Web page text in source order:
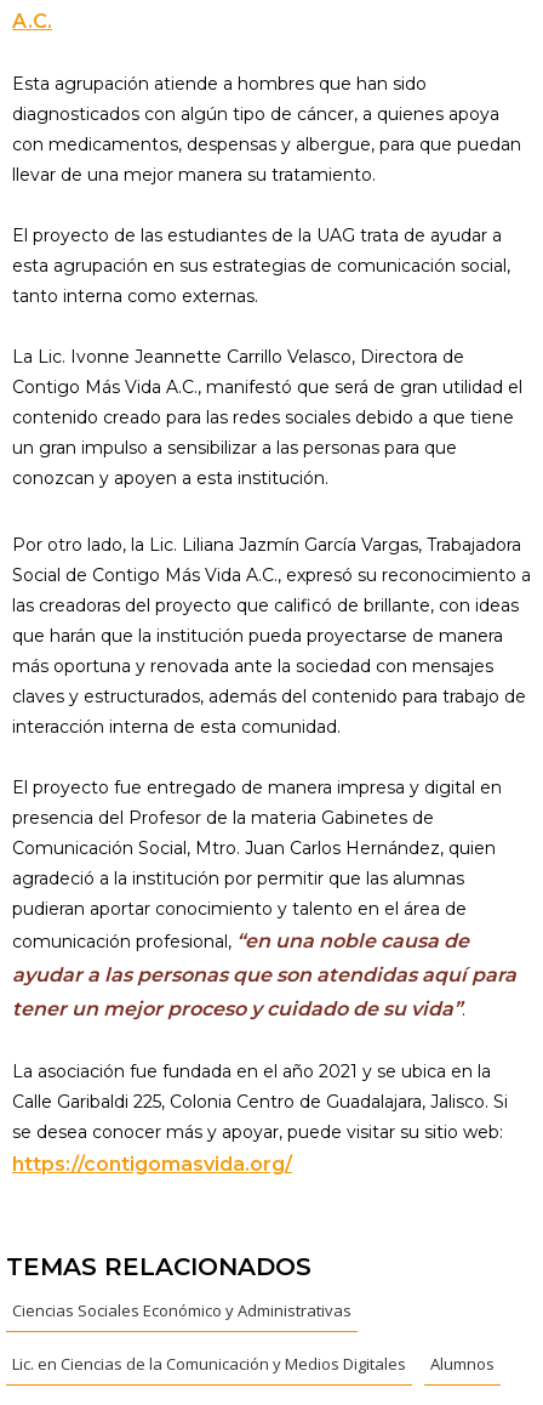
A.C.
Esta agrupación atiende a hombres que han sido
diagnosticados con algún tipo de cáncer, a quienes apoya
con medicamentos, despensas y albergue, para que puedan
llevar de una mejor manera su tratamiento.
El proyecto de las estudiantes de la UAG trata de ayudar a
esta agrupación en sus estrategias de comunicación social,
tanto interna como externas.
La Lic. Ivonne Jeannette Carrillo Velasco, Directora de
Contigo Más Vida A.C., manifestó que será de gran utilidad el
contenido creado para las redes sociales debido a que tiene
un gran impulso a sensibilizar a las personas para que
conozcan y apoyen a esta institución.
Por otro lado, la Lic. Liliana Jazmín García Vargas, Trabajadora
Social de Contigo Más Vida A.C., expresó su reconocimiento a
las creadoras del proyecto que calificó de brillante, con ideas
que harán que la institución pueda proyectarse de manera
más oportuna y renovada ante la sociedad con mensajes
claves y estructurados, además del contenido para trabajo de
interacción interna de esta comunidad.
El proyecto fue entregado de manera impresa y digital en
presencia del Profesor de la materia Gabinetes de
Comunicación Social, Mtro. Juan Carlos Hernández, quien
agradeció a la institución por permitir que las alumnas
pudieran aportar conocimiento y talento en el área de
comunicación profesional, “en una noble causa de
ayudar a las personas que son atendidas aquí para
tener un mejor proceso y cuidado de su vida”.
La asociación fue fundada en el año 2021 y se ubica en la
Calle Garibaldi 225, Colonia Centro de Guadalajara, Jalisco. Si
se desea conocer más y apoyar, puede visitar su sitio web:
https://contigomasvida.org/
TEMAS RELACIONADOS
Ciencias Sociales Económico y Administrativas
Lic. en Ciencias de la Comunicación y Medios Digitales Alumnos